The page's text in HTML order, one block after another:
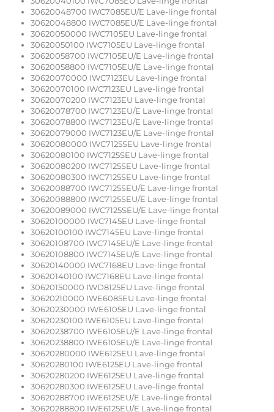
30620048700 IWC7085EU/E Lave-linge frontal
30620048800 IWC7085EU/E Lave-linge frontal
30620050000 IWC7105EU Lave-linge frontal
30620050100 IWC7105EU Lave-linge frontal
30620058700 IWC7105EU/E Lave-linge frontal
30620058800 IWC7105EU/E Lave-linge frontal
30620070000 IWC7123EU Lave-linge frontal
30620070100 IWC7123EU Lave-linge frontal
30620070200 IWC7123EU Lave-linge frontal
30620078700 IWC7123EU/E Lave-linge frontal
30620078800 IWC7123EU/E Lave-linge frontal
30620079000 IWC7123EU/E Lave-linge frontal
30620080000 IWC7125SEU Lave-linge frontal
30620080100 IWC7125SEU Lave-linge frontal
30620080200 IWC7125SEU Lave-linge frontal
30620080300 IWC7125SEU Lave-linge frontal
30620088700 IWC7125SEU/E Lave-linge frontal
30620088800 IWC7125SEU/E Lave-linge frontal
30620089000 IWC7125SEU/E Lave-linge frontal
30620100000 IWC7145EU Lave-linge frontal
30620100100 IWC7145EU Lave-linge frontal
30620108700 IWC7145EU/E Lave-linge frontal
30620108800 IWC7145EU/E Lave-linge frontal
30620140000 IWC7168EU Lave-linge frontal
30620140100 IWC7168EU Lave-linge frontal
30620150000 IWD8125EU Lave-linge frontal
30620210000 IWE6085EU Lave-linge frontal
30620230000 IWE6105EU Lave-linge frontal
30620230100 IWE6105EU Lave-linge frontal
30620238700 IWE6105EU/E Lave-linge frontal
30620238800 IWE6105EU/E Lave-linge frontal
30620280000 IWE6125EU Lave-linge frontal
30620280100 IWE6125EU Lave-linge frontal
30620280200 IWE6125EU Lave-linge frontal
30620280300 IWE6125EU Lave-linge frontal
30620288700 IWE6125EU/E Lave-linge frontal
30620288800 IWE6125EU/E Lave-linge frontal